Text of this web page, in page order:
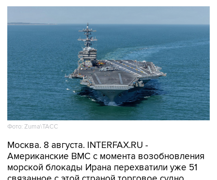
Фото: Zuma\ТАСС
Москва. 8 августа. INTERFAX.RU -
Американские ВМС с момента возобновления
морской блокады Ирана перехватили уже 51